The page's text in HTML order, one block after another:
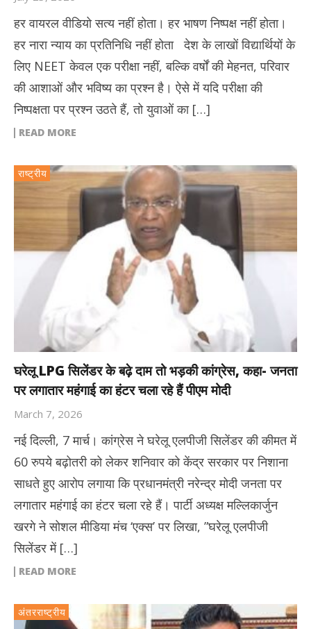
हर वायरल वीडियो सत्य नहीं होता। हर भाषण निष्पक्ष नहीं होता।
हर नारा न्याय का प्रतिनिधि नहीं होता देश के लाखों विद्यार्थियों के
लिए NEET केवल एक परीक्षा नहीं, बल्कि वर्षों की मेहनत, परिवार
की आशाओं और भविष्य का प्रश्न है। ऐसे में यदि परीक्षा की
निष्पक्षता पर प्रश्न उठते हैं, तो युवाओं का […]
READ MORE
राष्ट्रीय
घरेलू LPG सिलेंडर के बढ़े दाम तो भड़की कांग्रेस, कहा- जनता
पर लगातार महंगाई का हंटर चला रहे हैं पीएम मोदी
March 7, 2026
नई दिल्ली, 7 मार्च। कांग्रेस ने घरेलू एलपीजी सिलेंडर की कीमत में
60 रुपये बढ़ोतरी को लेकर शनिवार को केंद्र सरकार पर निशाना
साधते हुए आरोप लगाया कि प्रधानमंत्री नरेन्द्र मोदी जनता पर
लगातार महंगाई का हंटर चला रहे हैं। पार्टी अध्यक्ष मल्लिकार्जुन
खरगे ने सोशल मीडिया मंच ‘एक्स’ पर लिखा, ”घरेलू एलपीजी
सिलेंडर में […]
READ MORE
अंतरराष्ट्रीय